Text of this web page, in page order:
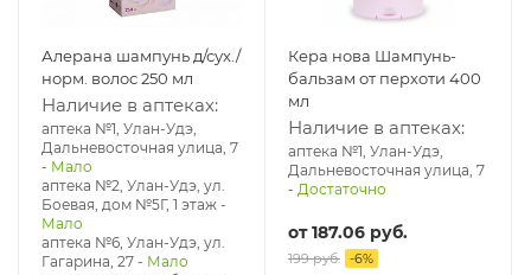
Алерана шампунь д/сух./
норм. волос 250 мл
Наличие в аптеках:
аптека №1, Улан-Удэ,
Дальневосточная улица, 7
- Мало
аптека №2, Улан-Удэ, ул.
Боевая, дом №5Г, 1 этаж -
Мало
аптека №6, Улан-Удэ, ул.
Гагарина, 27 - Мало
Кера нова Шампунь-
бальзам от перхоти 400
мл
Наличие в аптеках:
аптека №1, Улан-Удэ,
Дальневосточная улица, 7
- Достаточно
от187.06 руб.
199 руб. -6%